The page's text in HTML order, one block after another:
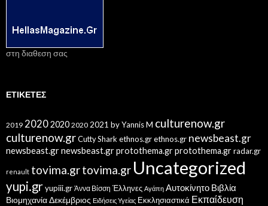
στη διαθεση σας
ΕΤΙΚΈΤΕΣ
2019 20202020 2020 2021 by Yannis M culturenow.gr
culturenow.grCutty Sharkethnos.grethnos.gr newsbeast.gr
newsbeast.grnewsbeast.grprotothema.grprotothema.grradar.gr
renault tovima.grtovima.gr Uncategorized
yupi.gryupiii.gr Άννα Βίσση Έλληνες Αγάπη Αυτοκίνητο Βιβλία
ΒιομηχανίαΔεκέμβριος Ειδήσεις Υγείας Εκκλησιαστικά Εκπαίδευση